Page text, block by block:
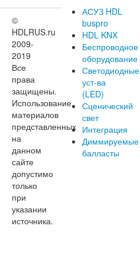
©
HDLRUS.ru
2009-
2019
Все
права
защищены.
Использование
материалов
представленных
на
данном
сайте
допустимо
только
при
указании
источника.
АСУЗ HDL
buspro
HDL KNX
Беспроводное
оборудование
Светодиодные
уст-ва
(LED)
Сценический
свет
Интеграция
Диммируемые
балласты